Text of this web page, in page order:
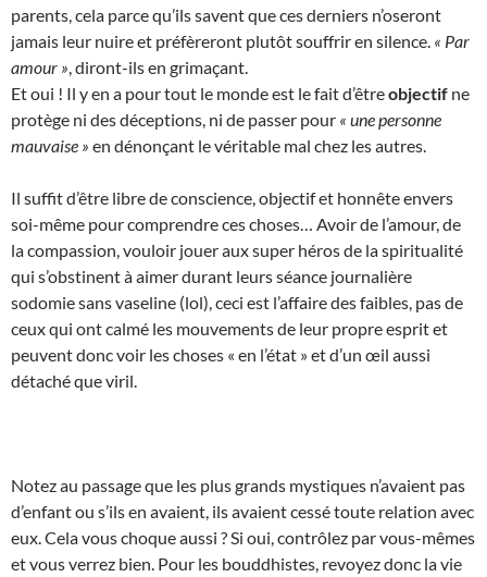
parents, cela parce qu’ils savent que ces derniers n’oseront
jamais leur nuire et préfèreront plutôt souffrir en silence. « Par
amour » , diront-ils en grimaçant.
Et oui ! Il y en a pour tout le monde est le fait d’êtreobjectif ne
protège ni des déceptions, ni de passer pour « une personne
mauvaise » en dénonçant le véritable mal chez les autres.
Il suffit d’être libre de conscience, objectif et honnête envers
soi-même pour comprendre ces choses… Avoir de l’amour, de
la compassion, vouloir jouer aux super héros de la spiritualité
qui s’obstinent à aimer durant leurs séance journalière
sodomie sans vaseline (lol), ceci est l’affaire des faibles, pas de
ceux qui ont calmé les mouvements de leur propre esprit et
peuvent donc voir les choses « en l’état » et d’un œil aussi
détaché que viril.
Notez au passage que les plus grands mystiques n’avaient pas
d’enfant ou s’ils en avaient, ils avaient cessé toute relation avec
eux. Cela vous choque aussi ? Si oui, contrôlez par vous-mêmes
et vous verrez bien. Pour les bouddhistes, revoyez donc la vie